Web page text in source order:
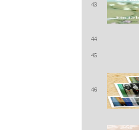
43
44
45
46